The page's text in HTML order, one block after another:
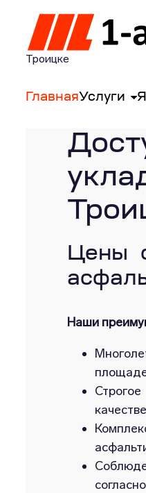
Троицке
ГлавнаяУслуги
Цены
Наши